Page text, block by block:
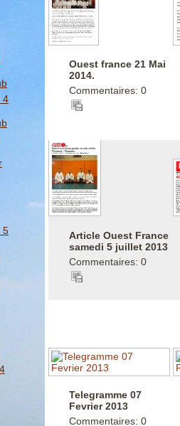
4
5
Ouest france 21 Mai
2014.
Commentaires: 0
Article Ouest France
samedi 5 juillet 2013
Commentaires: 0
Telegramme 07
Fevrier 2013
Commentaires: 0